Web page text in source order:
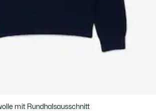
mit Rundhalsausschnitt